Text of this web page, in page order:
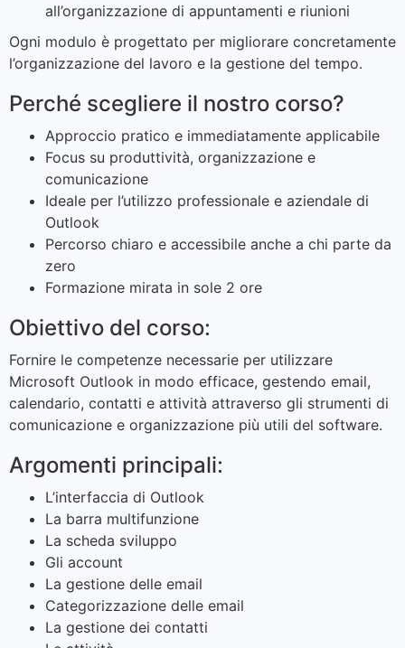
all’organizzazione di appuntamenti e riunioni
Ogni modulo è progettato per migliorare concretamente
l’organizzazione del lavoro e la gestione del tempo.
Perché scegliere il nostro corso?
Approccio pratico e immediatamente applicabile
Focus su produttività, organizzazione e
comunicazione
Ideale per l’utilizzo professionale e aziendale di
Outlook
Percorso chiaro e accessibile anche a chi parte da
zero
Formazione mirata in sole 2 ore
Obiettivo del corso:
Fornire le competenze necessarie per utilizzare
Microsoft Outlook in modo efficace, gestendo email,
calendario, contatti e attività attraverso gli strumenti di
comunicazione e organizzazione più utili del software.
Argomenti principali:
L’interfaccia di Outlook
La barra multifunzione
La scheda sviluppo
Gli account
La gestione delle email
Categorizzazione delle email
La gestione dei contatti